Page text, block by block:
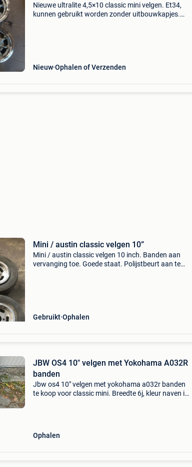
Nieuwe ultralite 4,5×10 classic mini velgen. Et34,
kunnen gebruikt worden zonder uitbouwkapjes.
Nieuw Ophalen of Verzenden
Mini / austin classic velgen 10”
Mini / austin classic velgen 10 inch. Banden aan
vervanging toe. Goede staat. Polijstbeurt aan te
Gebruikt Ophalen
JBW OS4 10" velgen met Yokohama A032R
banden
Jbw os4 10" velgen met yokohama a032r banden
te koop voor classic mini. Breedte 6j, kleur naven is
Ophalen